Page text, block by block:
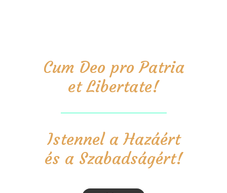
Cum Deo pro Patria
et Libertate!
Istennel a Hazáért
és a Szabadságért!